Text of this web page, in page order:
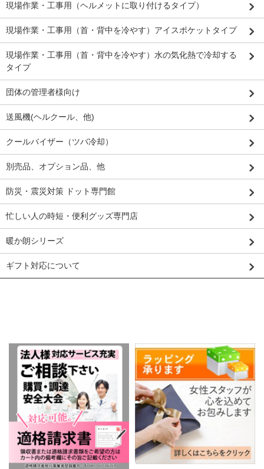
現場作業・工事用（ヘルメットに取り付けるタイプ）
現場作業・工事用（首・背中を冷やす）アイスポケットタイプ
現場作業・工事用（首・背中を冷やす）水の気化熱で冷却する
タイプ
団体の管理者様向け
送風機(ヘルクール、他)
クールバイザー（ツバ冷却）
別売品、オプション品、他
防災・震災対策 ドット専門館
忙しい人の時短・便利グッズ専門店
暖か朗シリーズ
ギフト対応について